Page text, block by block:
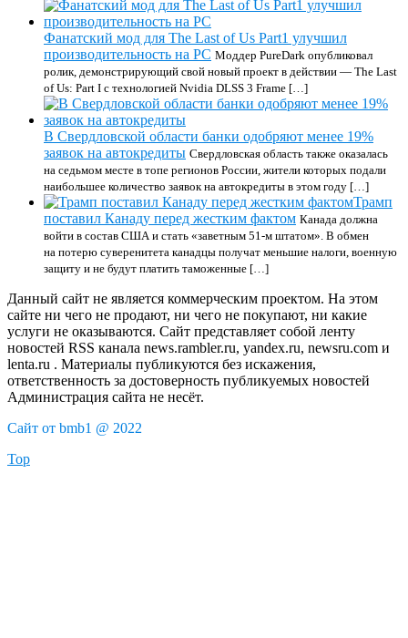
Фанатский мод для The Last of Us Part1 улучшил
производительность на PC Моддер PureDark опубликовал
ролик, демонстрирующий свой новый проект в действии — The Last
of Us: Part I с технологией Nvidia DLSS 3 Frame […]
В Свердловской области банки одобряют менее 19%
заявок на автокредиты Свердловская область также оказалась
на седьмом месте в топе регионов России, жители которых подали
наибольшее количество заявок на автокредиты в этом году […]
Трамп
поставил Канаду перед жестким фактом Канада должна
войти в состав США и стать «заветным 51-м штатом». В обмен
на потерю суверенитета канадцы получат меньшие налоги, военную
защиту и не будут платить таможенные […]
Данный сайт не является коммерческим проектом. На этом
сайте ни чего не продают, ни чего не покупают, ни какие
услуги не оказываются. Сайт представляет собой ленту
новостей RSS канала news.rambler.ru, yandex.ru, newsru.com и
lenta.ru . Материалы публикуются без искажения,
ответственность за достоверность публикуемых новостей
Администрация сайта не несёт.
Сайт от bmb1 @ 2022
Top